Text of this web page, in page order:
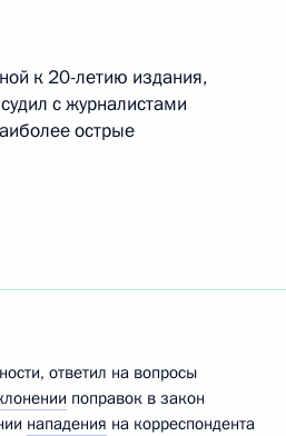
к 20-летию издания,
с журналистами
острые
ответил на вопросы
поправок в закон
нападения на корреспондента